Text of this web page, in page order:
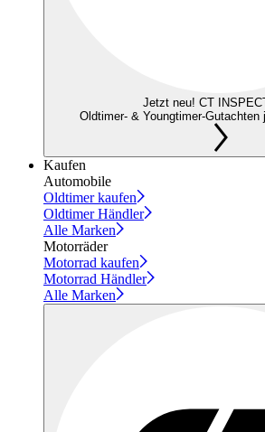
Jetzt neu! CT
Oldtimer- & Youngtimer-Gutachten
Kaufen
Automobile
Oldtimer kaufen
Oldtimer Händler
Alle Marken
Motorräder
Motorrad kaufen
Motorrad Händler
Alle Marken